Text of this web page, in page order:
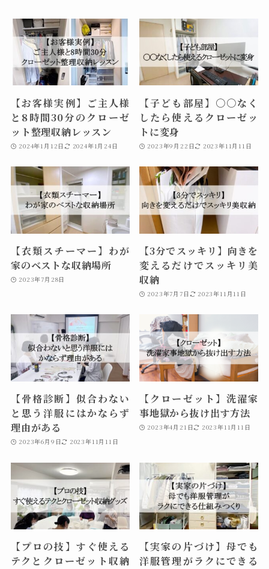
【お客様実例】ご主人様
と8時間30分のクローゼ
ット整理収納レッスン
2024年1月12日 2024年1月24日
【子ども部屋】〇〇なく
したら使えるクローゼッ
トに変身
2023年9月22日 2023年11月11日
【衣類スチーマー】わが
家のベストな収納場所
2023年7月28日
【3分でスッキリ】向きを
変えるだけでスッキリ美
収納
2023年7月7日 2023年11月11日
【骨格診断】似合わない
と思う洋服にはかならず
理由がある
2023年6月9日 2023年11月11日
【クローゼット】洗濯家
事地獄から抜け出す方法
2023年4月21日 2023年11月11日
【プロの技】すぐ使える
テクとクローゼット収納
【実家の片づけ】母でも
洋服管理がラクにできる